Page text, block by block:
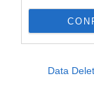
Data